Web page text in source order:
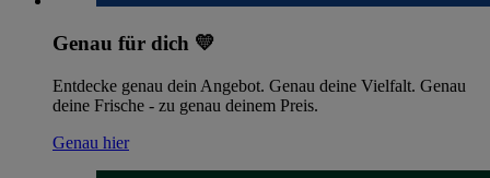
Genau für dich 💛
Entdecke genau dein Angebot. Genau deine Vielfalt. Genau
deine Frische - zu genau deinem Preis.
Genau hier